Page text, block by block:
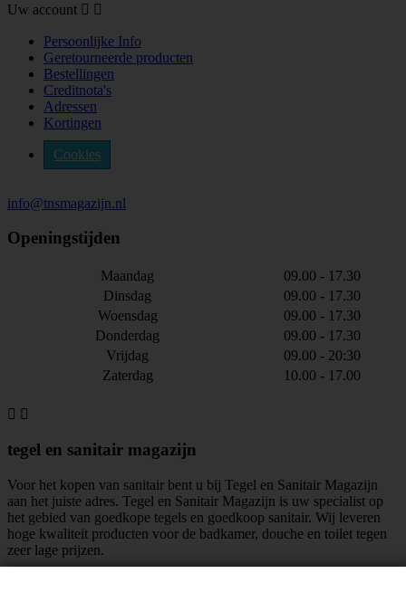
Uw account  
Persoonlijke Info
Geretourneerde producten
Bestellingen
Creditnota's
Adressen
Kortingen
Cookies
info@tnsmagazijn.nl
Openingstijden
Maandag
09.00 - 17.30
Dinsdag
09.00 - 17.30
Woensdag
09.00 - 17.30
Donderdag
09.00 - 17.30
Vrijdag
09.00 - 20:30
Zaterdag
10.00 - 17.00
 
tegel en sanitair magazijn
Voor het kopen van sanitair bent u bij Tegel en Sanitair Magazijn
aan het juiste adres. Tegel en Sanitair Magazijn is uw specialist op
het gebied van goedkope tegels en goedkoop sanitair. Wij leveren
hoge kwaliteit producten voor de badkamer, douche en toilet tegen
zeer lage prijzen.